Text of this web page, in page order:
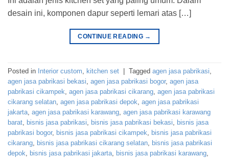
desain ini, komponen dapur seperti lemari atas […]
CONTINUE READING →
Posted in Interior custom, kitchen set Tagged agen jasa pabrikasi,
agen jasa pabrikasi bekasi, agen jasa pabrikasi bogor, agen jasa
pabrikasi cikampek, agen jasa pabrikasi cikarang, agen jasa pabrikasi
cikarang selatan, agen jasa pabrikasi depok, agen jasa pabrikasi
jakarta, agen jasa pabrikasi karawang, agen jasa pabrikasi karawang
barat, bisnis jasa pabrikasi, bisnis jasa pabrikasi bekasi, bisnis jasa
pabrikasi bogor, bisnis jasa pabrikasi cikampek, bisnis jasa pabrikasi
cikarang, bisnis jasa pabrikasi cikarang selatan, bisnis jasa pabrikasi
depok, bisnis jasa pabrikasi jakarta, bisnis jasa pabrikasi karawang,